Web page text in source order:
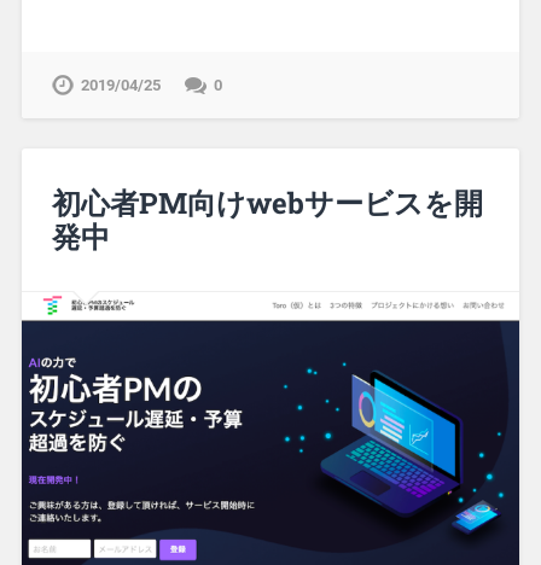
2019/04/25 0
初心者PM向けwebサービスを開
発中